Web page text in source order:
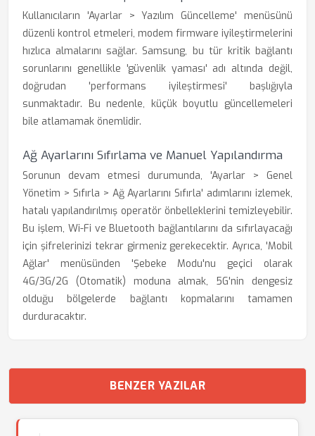
Kullanıcıların 'Ayarlar > Yazılım Güncelleme' menüsünü
düzenli kontrol etmeleri, modem firmware iyileştirmelerini
hızlıca almalarını sağlar. Samsung, bu tür kritik bağlantı
sorunlarını genellikle 'güvenlik yaması' adı altında değil,
doğrudan 'performans iyileştirmesi' başlığıyla
sunmaktadır. Bu nedenle, küçük boyutlu güncellemeleri
bile atlamamak önemlidir.
Ağ Ayarlarını Sıfırlama ve Manuel Yapılandırma
Sorunun devam etmesi durumunda, 'Ayarlar > Genel
Yönetim > Sıfırla > Ağ Ayarlarını Sıfırla' adımlarını izlemek,
hatalı yapılandırılmış operatör önbelleklerini temizleyebilir.
Bu işlem, Wi-Fi ve Bluetooth bağlantılarını da sıfırlayacağı
için şifrelerinizi tekrar girmeniz gerekecektir. Ayrıca, 'Mobil
Ağlar' menüsünden 'Şebeke Modu'nu geçici olarak
4G/3G/2G (Otomatik) moduna almak, 5G'nin dengesiz
olduğu bölgelerde bağlantı kopmalarını tamamen
durduracaktır.
BENZER YAZILAR